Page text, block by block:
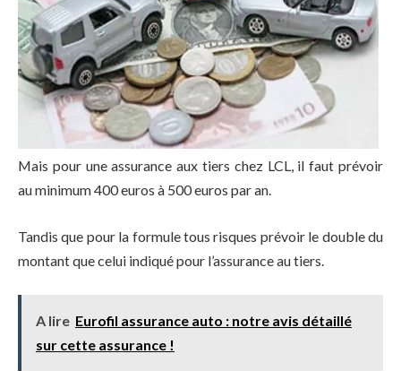
Mais pour une assurance aux tiers chez LCL, il faut prévoir
au minimum 400 euros à 500 euros par an.
Tandis que pour la formule tous risques prévoir le double du
montant que celui indiqué pour l’assurance au tiers.
A lire Eurofil assurance auto : notre avis détaillé
sur cette assurance !